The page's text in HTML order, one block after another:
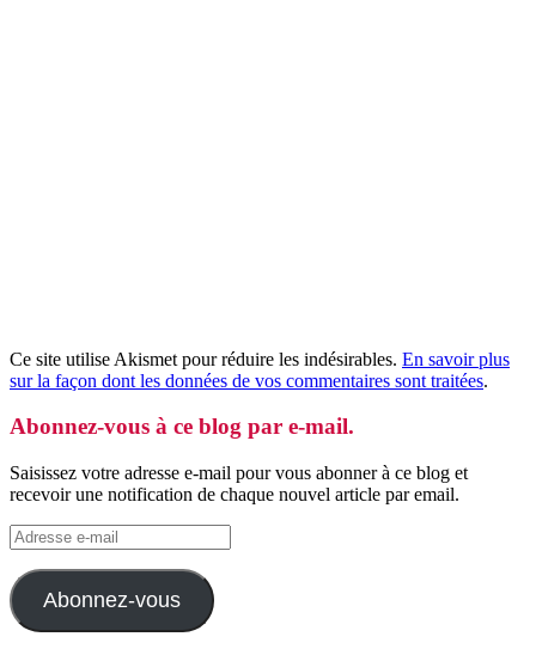
Ce site utilise Akismet pour réduire les indésirables. En savoir plus
sur la façon dont les données de vos commentaires sont traitées.
Abonnez-vous à ce blog par e-mail.
Saisissez votre adresse e-mail pour vous abonner à ce blog et
recevoir une notification de chaque nouvel article par email.
Adresse
e-
mail
Abonnez-vous